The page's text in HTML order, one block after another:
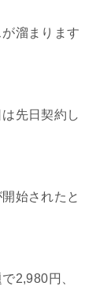
溜まります
先日契約し
始されたと
2,980円、